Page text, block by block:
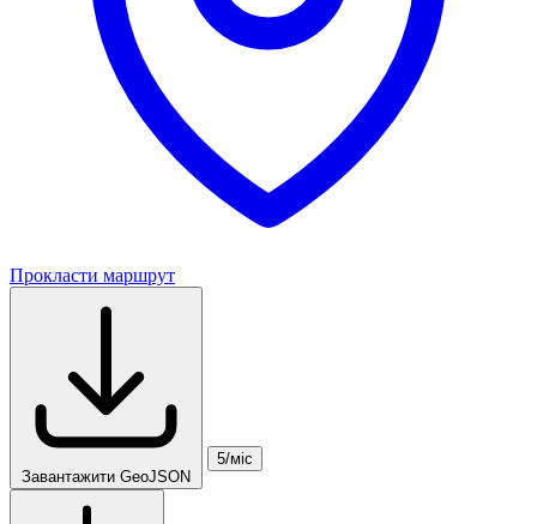
Прокласти маршрут
Завантажити GeoJSON
5/міс